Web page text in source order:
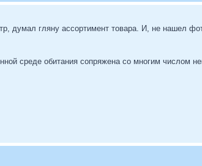
думал гляну ассортимент товара. И, не нашел
среде обитания сопряжена со многим числом